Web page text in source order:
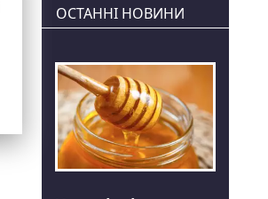
ОСТАННІ НОВИНИ